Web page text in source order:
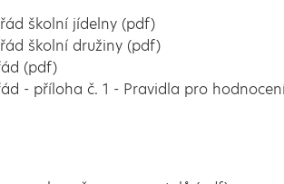
školní jídelny (pdf)
školní družiny (pdf)
(pdf)
- příloha č. 1 - Pravidla pro